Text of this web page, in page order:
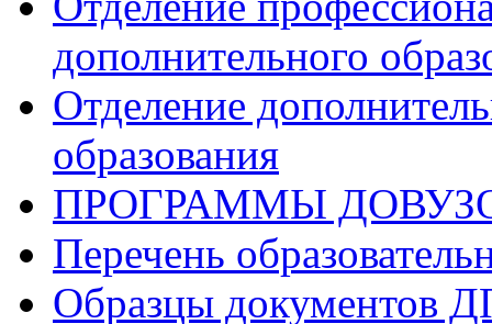
дополнительного
Отделение
образования
ПРОГРАММЫ
Перечень
Образцы документов